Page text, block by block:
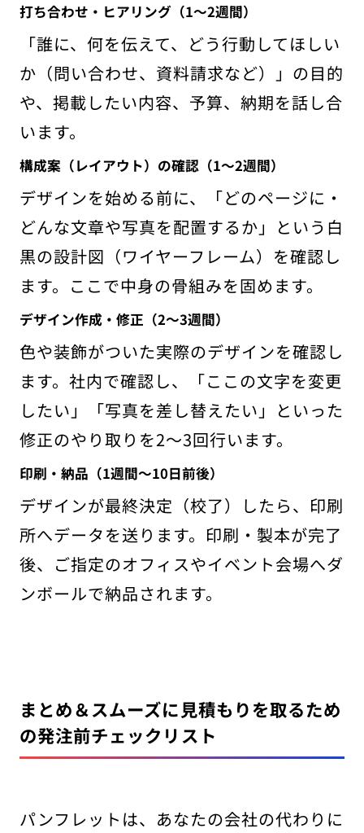
打ち合わせ・ヒアリング（1〜2週間）
「誰に、何を伝えて、どう行動してほしい
か（問い合わせ、資料請求など）」の目的
や、掲載したい内容、予算、納期を話し合
います。
構成案（レイアウト）の確認（1〜2週間）
デザインを始める前に、「どのページに・
どんな文章や写真を配置するか」という白
黒の設計図（ワイヤーフレーム）を確認し
ます。ここで中身の骨組みを固めます。
デザイン作成・修正（2〜3週間）
色や装飾がついた実際のデザインを確認し
ます。社内で確認し、「ここの文字を変更
したい」「写真を差し替えたい」といった
修正のやり取りを2〜3回行います。
印刷・納品（1週間〜10日前後）
デザインが最終決定（校了）したら、印刷
所へデータを送ります。印刷・製本が完了
後、ご指定のオフィスやイベント会場へダ
ンボールで納品されます。
まとめ＆スムーズに見積もりを取るため
の発注前チェックリスト
パンフレットは、あなたの会社の代わりに